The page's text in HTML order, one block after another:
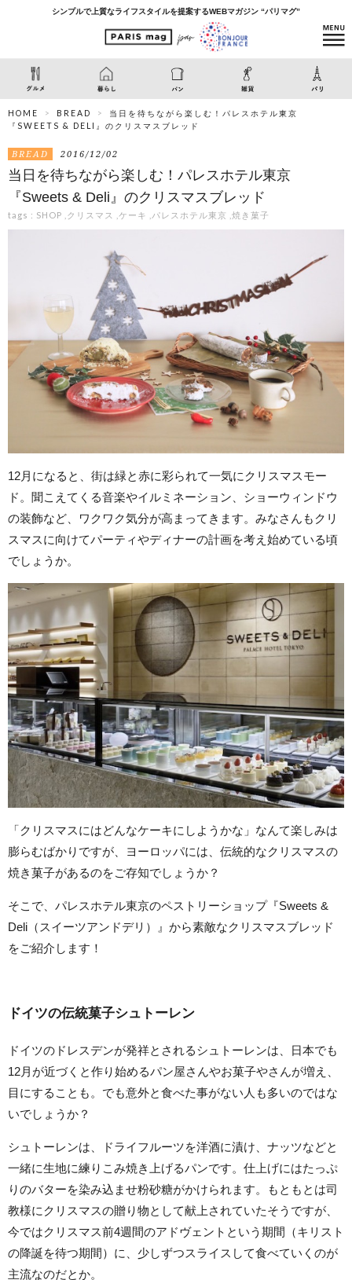
シンプルで上質なライフスタイルを提案するWEBマガジン “パリマグ”
HOME BREAD
当日を待ちながら楽しむ！パレスホテル東京
『SWEETS & DELI』のクリスマスブレッド
BREAD 2016/12/02
当日を待ちながら楽しむ！パレスホテル東京
『Sweets & Deli』のクリスマスブレッド
tags : SHOP クリスマス ケーキ パレスホテル東京 焼き菓子
12月になると、街は緑と赤に彩られて一気にクリスマスモー
ド。聞こえてくる音楽やイルミネーション、ショーウィンドウ
の装飾など、ワクワク気分が高まってきます。みなさんもクリ
スマスに向けてパーティやディナーの計画を考え始めている頃
でしょうか。
「クリスマスにはどんなケーキにしようかな」なんて楽しみは
膨らむばかりですが、ヨーロッパには、伝統的なクリスマスの
焼き菓子があるのをご存知でしょうか？
そこで、パレスホテル東京のペストリーショップ『Sweets &
Deli（スイーツアンドデリ）』から素敵なクリスマスブレッド
をご紹介します！
ドイツの伝統菓子シュトーレン
ドイツのドレスデンが発祥とされるシュトーレンは、日本でも
12月が近づくと作り始めるパン屋さんやお菓子やさんが増え、
目にすることも。でも意外と食べた事がない人も多いのではな
いでしょうか？
シュトーレンは、ドライフルーツを洋酒に漬け、ナッツなどと
一緒に生地に練りこみ焼き上げるパンです。仕上げにはたっぷ
りのバターを染み込ませ粉砂糖がかけられます。もともとは司
教様にクリスマスの贈り物として献上されていたそうですが、
今ではクリスマス前4週間のアドヴェントという期間（キリスト
の降誕を待つ期間）に、少しずつスライスして食べていくのが
主流なのだとか。